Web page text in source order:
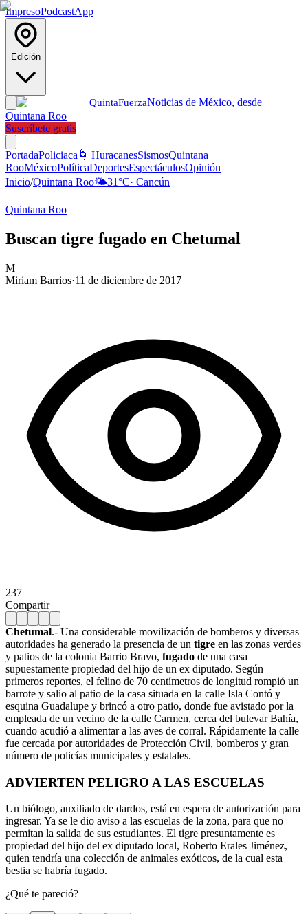
ImpresoPodcastApp
Edición
QuintaFuerzaNoticias de México, desde
Quintana Roo
Suscríbete gratis
PortadaPoliciaca 🌀 HuracanesSismosQuintana
RooMéxicoPolíticaDeportesEspectáculosOpinión
Inicio/Quintana Roo🌤️31°C· Cancún
Quintana Roo
Buscan tigre fugado en Chetumal
M
Miriam Barrios·11 de diciembre de 2017
237
Compartir
Chetumal.- Una considerable movilización de bomberos y diversas
autoridades ha generado la presencia de un tigre en las zonas verdes
y patios de la colonia Barrio Bravo, fugado de una casa
supuestamente propiedad del hijo de un ex diputado. Según
primeros reportes, el felino de 70 centímetros de longitud rompió un
barrote y salio al patio de la casa situada en la calle Isla Contó y
esquina Guadalupe y brincó a otro patio, donde fue avistado por la
empleada de un vecino de la calle Carmen, cerca del bulevar Bahía,
cuando acudió a alimentar a las aves de corral. Rápidamente la calle
fue cercada por autoridades de Protección Civil, bomberos y gran
número de policías municipales y estatales.
ADVIERTEN PELIGRO A LAS ESCUELAS
Un biólogo, auxiliado de dardos, está en espera de autorización para
ingresar. Ya se le dio aviso a las escuelas de la zona, para que no
permitan la salida de sus estudiantes. El tigre presuntamente es
propiedad del hijo del ex diputado local, Roberto Erales Jiménez,
quien tendría una colección de animales exóticos, de la cual esta
bestia se habría fugado.
¿Qué te pareció?